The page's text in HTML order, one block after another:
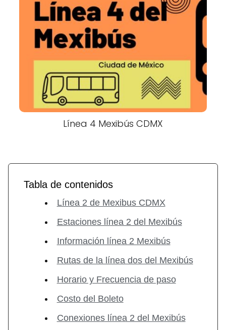
Línea 4 Mexibús CDMX
Tabla de contenidos
Línea 2 de Mexibus CDMX
Estaciones línea 2 del Mexibús
Información línea 2 Mexibús
Rutas de la línea dos del Mexibús
Horario y Frecuencia de paso
Costo del Boleto
Conexiones línea 2 del Mexibús